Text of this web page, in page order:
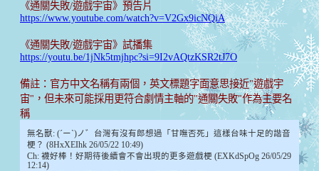
《通關失敗/遊戲宇宙》預告片
https://www.youtube.com/watch?v=V2Gx9icNQiA
《通關失敗/遊戲宇宙》試播集
https://youtu.be/1jNk5tmjhpc?si=9I2vAQtzKSR2tJ7O
備註：官方中文名稱有兩個，英文標題字面意思接近"遊戲宇
宙"，但未來可能採用更符合劇情主軸的"通關失敗"作為主要名
稱
無名獸: (´ー`)ノ゛台灣有沒有郎想過「甘嘸否死」這樣台味十足的諧音
梗？ (8HxXEIhk 26/05/22 10:49)
Ch: 襪好棒！好期待後續會不會出現的更多遊戲梗 (EXKdSpOg 26/05/29
12:14)